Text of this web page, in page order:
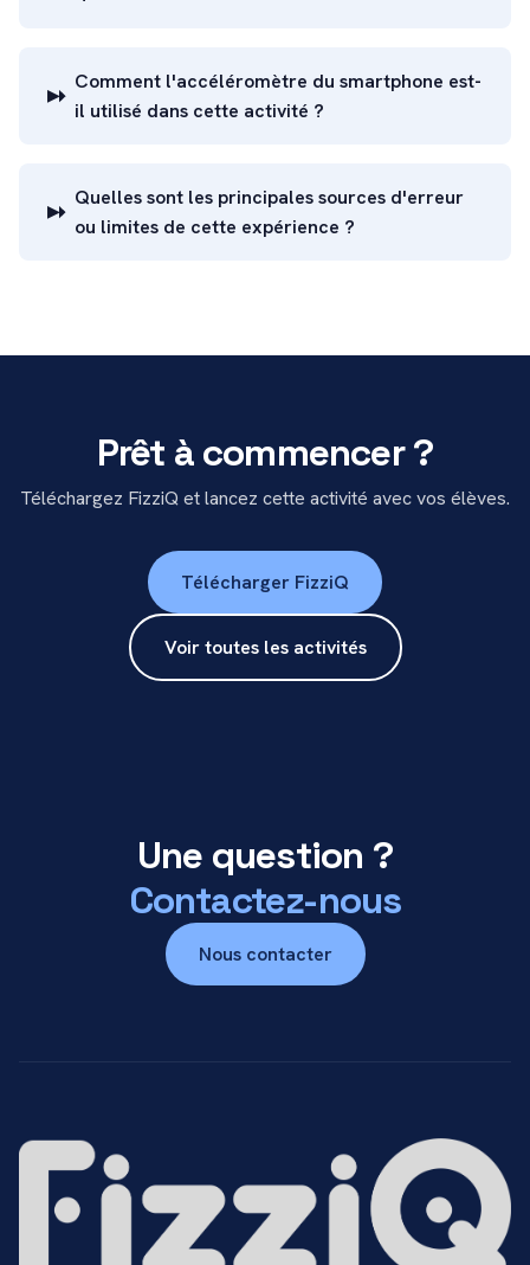
Comment l'accéléromètre du smartphone est-
il utilisé dans cette activité ?
Quelles sont les principales sources d'erreur
ou limites de cette expérience ?
Prêt à commencer ?
Téléchargez FizziQ et lancez cette activité avec vos élèves.
Télécharger FizziQ
Voir toutes les activités
Une question ?
Contactez-nous
Nous contacter